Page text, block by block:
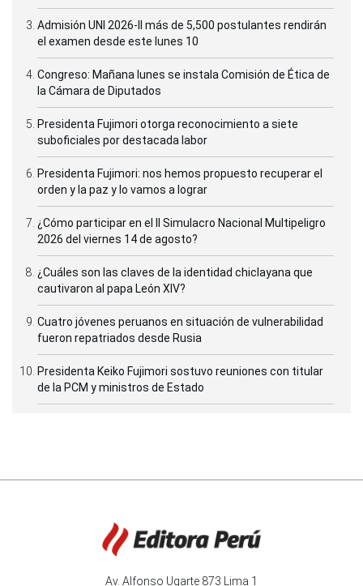
Admisión UNI 2026-II más de 5,500 postulantes rendirán
el examen desde este lunes 10
Congreso: Mañana lunes se instala Comisión de Ética de
la Cámara de Diputados
Presidenta Fujimori otorga reconocimiento a siete
suboficiales por destacada labor
Presidenta Fujimori: nos hemos propuesto recuperar el
orden y la paz y lo vamos a lograr
¿Cómo participar en el II Simulacro Nacional Multipeligro
2026 del viernes 14 de agosto?
¿Cuáles son las claves de la identidad chiclayana que
cautivaron al papa León XIV?
Cuatro jóvenes peruanos en situación de vulnerabilidad
fueron repatriados desde Rusia
Presidenta Keiko Fujimori sostuvo reuniones con titular
de la PCM y ministros de Estado
Av. Alfonso Ugarte 873 Lima 1